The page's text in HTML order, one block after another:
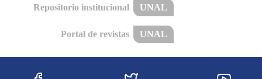
Repositorio institucional UNAL
Portal de revistas UNAL